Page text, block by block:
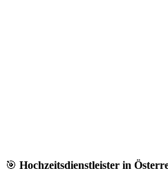
🎯 Hochzeitsdienstleister in